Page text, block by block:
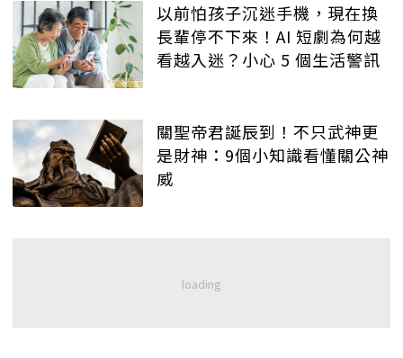
以前怕孩子沉迷手機，現在換
長輩停不下來！AI 短劇為何越
看越入迷？小心 5 個生活警訊
關聖帝君誕辰到！不只武神更
是財神：9個小知識看懂關公神
威